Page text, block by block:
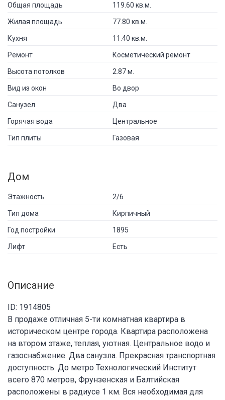
Общая площадь 119.60 кв.м.
Жилая площадь 77.80 кв.м.
Кухня 11.40 кв.м.
Ремонт Косметический ремонт
Высота потолков 2.87 м.
Вид из окон Во двор
Санузел Два
Горячая вода Центральное
Тип плиты Газовая
Дом
Этажность 2/6
Тип дома Кирпичный
Год постройки 1895
Лифт Есть
Описание
ID: 1914805
В продаже отличная 5-ти комнатная квартира в
историческом центре города. Квартира расположена
на втором этаже, теплая, уютная. Центральное водо и
газоснабжение. Два санузла. Прекрасная транспортная
доступность. До метро Технологический Институт
всего 870 метров, Фрунзенская и Балтийская
расположены в радиусе 1 км. Вся необходимая для